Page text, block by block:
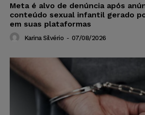
Meta é alvo de denúncia após
conteúdo sexual infantil gerado
em suas plataformas
Karina Silvério - 07/08/2026